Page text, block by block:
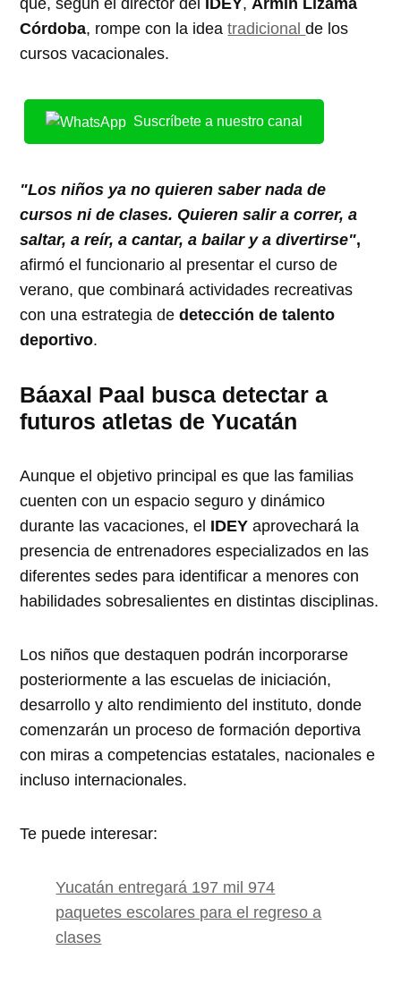
Córdoba, rompe con la ideatradicionalde los
cursos vacacionales.
Suscríbete a nuestro canal
"Los niños ya no quieren saber nada de
cursos ni de clases. Quieren salir a correr, a
saltar, a reír, a cantar, a bailar y a divertirse",
afirmó el funcionario al presentar el curso de
verano, que combinará actividades recreativas
con una estrategia dedetección de talento
deportivo.
Báaxal Paal busca detectar a
futuros atletas de Yucatán
Aunque el objetivo principal es que las familias
cuenten con un espacio seguro y dinámico
durante las vacaciones, el IDEY aprovechará la
presencia de entrenadores especializados en las
diferentes sedes para identificar a menores con
habilidades sobresalientes en distintas disciplinas.
Los niños que destaquen podrán incorporarse
posteriormente a las escuelas de iniciación,
desarrollo y alto rendimiento del instituto, donde
comenzarán un proceso de formación deportiva
con miras a competencias estatales, nacionales e
incluso internacionales.
Te puede interesar:
Yucatán entregará 197 mil 974
paquetes escolares para el regreso a
clases